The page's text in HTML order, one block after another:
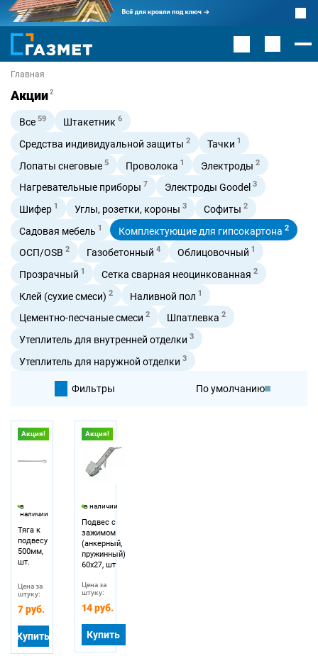
Главная
Акции2
Все 59 Штакетник 6
Средства индивидуальной защиты 2 Тачки 1
Лопаты снеговые 5 Проволока 1 Электроды 2
Нагревательные приборы 7 Электроды Goodel 3
Шифер 1 Углы, розетки, короны 3 Софиты 2
Садовая мебель 1 Комплектующие для гипсокартона 2
ОСП/OSB 2 Газобетонный 4 Облицовочный 1
Прозрачный 1 Сетка сварная неоцинкованная 2
Клей (сухие смеси) 2 Наливной пол 1
Цементно-песчаные смеси 2 Шпатлевка 2
Утеплитель для внутренней отделки 3
Утеплитель для наружной отделки 3
По умолчанию
Фильтры
Акция!
в
наличии
Тяга к
подвесу
500мм,
шт.
Цена за
штуку:
7 руб.
Купить
Акция!
в наличии
Подвес с
зажимом
(анкерный,
пружинный)
60х27, шт
Цена за
штуку:
14 руб.
Купить